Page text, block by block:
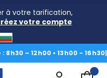
à votre tarification,
votre compte
12h00 • 13h00 - 16h30|Du 3